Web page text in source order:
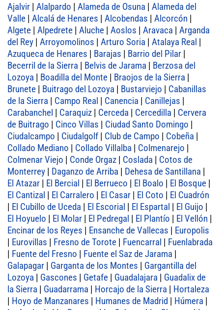
Ajalvir | Alalpardo | Alameda de Osuna | Alameda del
Valle | Alcalá de Henares | Alcobendas | Alcorcón |
Algete | Alpedrete | Aluche | Aoslos | Aravaca | Arganda
del Rey | Arroyomolinos | Arturo Soria | Atalaya Real |
Azuqueca de Henares | Barajas | Barrio del Pilar |
Becerril de la Sierra | Belvis de Jarama | Berzosa del
Lozoya | Boadilla del Monte | Braojos de la Sierra |
Brunete | Buitrago del Lozoya | Bustarviejo | Cabanillas
de la Sierra | Campo Real | Canencia | Canillejas |
Carabanchel | Caraquiz | Cerceda | Cercedilla | Cervera
de Buitrago | Cinco Villas | Ciudad Santo Domingo |
Ciudalcampo | Ciudalgolf | Club de Campo | Cobeña |
Collado Mediano | Collado Villalba | Colmenarejo |
Colmenar Viejo | Conde Orgaz | Coslada | Cotos de
Monterrey | Daganzo de Arriba | Dehesa de Santillana |
El Atazar | El Bercial | El Berrueco | El Boalo | El Bosque |
El Cantizal | El Carralero | El Casar | El Coto | El Cuadrón
| El Cubillo de Uceda | El Escorial | El Espartal | El Guijo |
El Hoyuelo | El Molar | El Pedregal | El Plantío | El Vellón |
Encinar de los Reyes | Ensanche de Vallecas | Europolis
| Eurovillas | Fresno de Torote | Fuencarral | Fuenlabrada
| Fuente del Fresno | Fuente el Saz de Jarama |
Galapagar | Garganta de los Montes | Gargantilla del
Lozoya | Gascones | Getafe | Guadalajara | Guadalix de
la Sierra | Guadarrama | Horcajo de la Sierra | Hortaleza
| Hoyo de Manzanares | Humanes de Madrid | Húmera |